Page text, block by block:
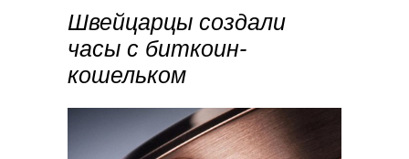
Швейцарцы создали
часы с биткоин-
кошельком